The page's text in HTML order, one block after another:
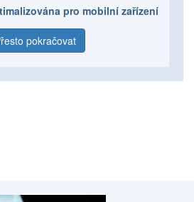
pro mobilní zařízení
pokračovat